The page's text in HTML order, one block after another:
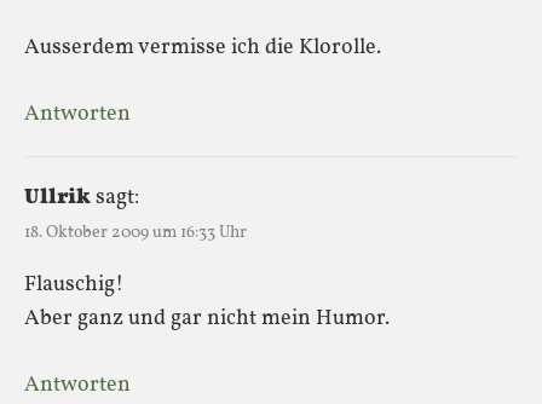
Ausserdem vermisse ich die Klorolle.
Antworten
Ullriksagt:
18. Oktober 2009 um 16:33 Uhr
Flauschig!
Aber ganz und gar nicht mein Humor.
Antworten